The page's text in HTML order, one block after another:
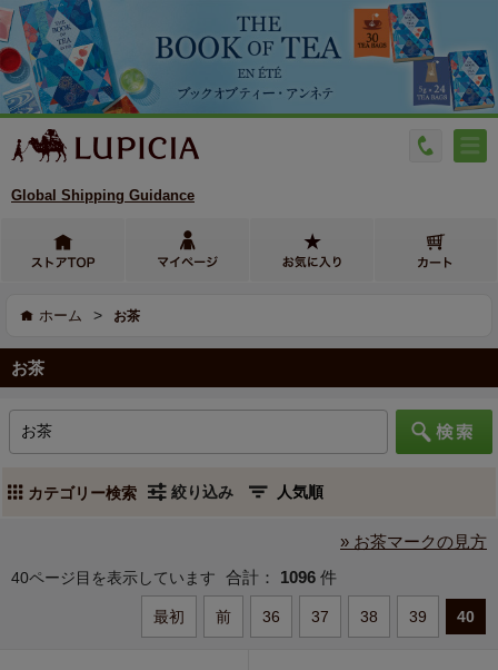
Global Shipping Guidance
ホーム > お茶
お茶
カテゴリー検索 絞り込み
» お茶マークの見方
40ページ目を表示しています 合計： 1096 件
最初 前 36 37 38 39 40